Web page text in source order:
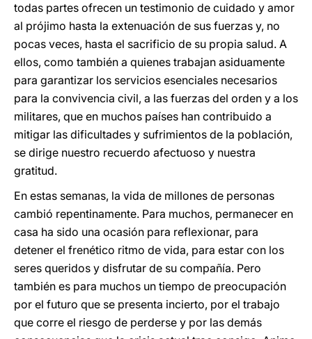
todas partes ofrecen un testimonio de cuidado y amor
al prójimo hasta la extenuación de sus fuerzas y, no
pocas veces, hasta el sacrificio de su propia salud. A
ellos, como también a quienes trabajan asiduamente
para garantizar los servicios esenciales necesarios
para la convivencia civil, a las fuerzas del orden y a los
militares, que en muchos países han contribuido a
mitigar las dificultades y sufrimientos de la población,
se dirige nuestro recuerdo afectuoso y nuestra
gratitud.
En estas semanas, la vida de millones de personas
cambió repentinamente. Para muchos, permanecer en
casa ha sido una ocasión para reflexionar, para
detener el frenético ritmo de vida, para estar con los
seres queridos y disfrutar de su compañía. Pero
también es para muchos un tiempo de preocupación
por el futuro que se presenta incierto, por el trabajo
que corre el riesgo de perderse y por las demás